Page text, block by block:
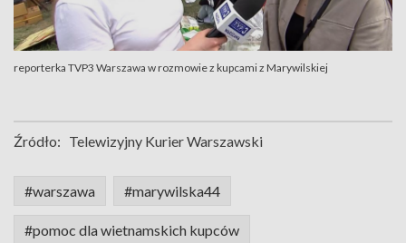
reporterka TVP3 Warszawa w rozmowie z kupcami z Marywilskiej
Źródło: Telewizyjny Kurier Warszawski
#warszawa #marywilska44
#pomoc dla wietnamskich kupców